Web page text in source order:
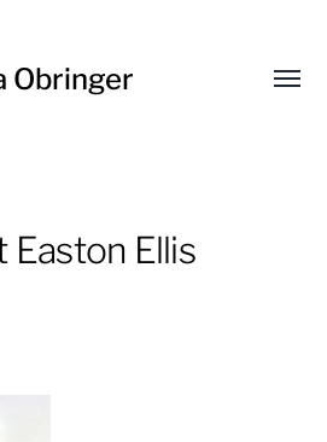
Obringer
Easton Ellis